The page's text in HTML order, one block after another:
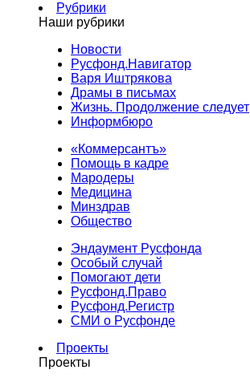
Рубрики
Наши рубрики
Новости
Русфонд.Навигатор
Варя Иштрякова
Драмы в письмах
Жизнь. Продолжение следует
Информбюро
«Коммерсантъ»
Помощь в кадре
Мародеры
Медицина
Минздрав
Общество
Эндаумент Русфонда
Особый случай
Помогают дети
Русфонд.Право
Русфонд.Регистр
СМИ о Русфонде
Проекты
Проекты